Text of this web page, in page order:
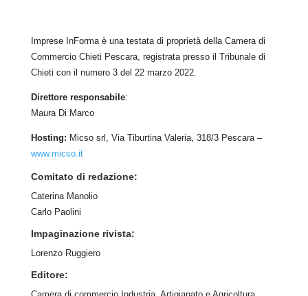
Imprese InForma è una testata di proprietà della Camera di
Commercio Chieti Pescara, registrata presso il Tribunale di
Chieti con il numero 3del 22 marzo 2022.
Direttore responsabile:
Maura Di Marco
Hosting: Micso srl, Via Tiburtina Valeria, 318/3 Pescara –
www.micso.it
Comitato di redazione:
Caterina Manolio
Carlo Paolini
Impaginazione rivista:
Lorenzo Ruggiero
Editore: